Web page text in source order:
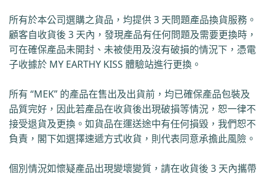
所有於本公司選購之貨品，均提供3 天問題產品換貨服務。
顧客自收貨後 3 天內，發現產品有任何問題及需要更換時，
可在確保產品未開封、未被使用及沒有破損的情況下，憑電
子收據於 MY EARTHY KISS 體驗站進行更換。
所有 “MEK” 的產品在售出及出貨前，均已確保產品包裝及
品質完好 ，因此若產品在收貨後出現破損等情況，恕一律不
接受退貨及更換。如貨品在運送途中有任何損毀，我們恕不
負責，閣下如選擇速遞方式收貨，則代表同意承擔此風險。
個別情況如懷疑產品出現變壞變質， 請在收貨後 3 天內攜帶